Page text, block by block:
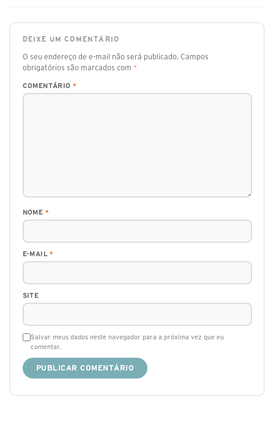
DEIXE UM COMENTÁRIO
O seu endereço de e-mail não será publicado. Campos
obrigatórios são marcados com *
COMENTÁRIO *
NOME *
E-MAIL*
SITE
Salvar meus dados neste navegador para a próxima vez que eu
comentar.